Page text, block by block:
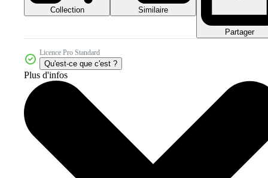
Collection Similaire
Partager
Licence Pro Standard
Qu'est-ce que c'est ?
Plus d'infos